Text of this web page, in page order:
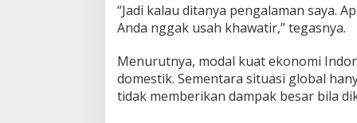
“Jadi kalau ditanya pengalaman saya.
Anda nggak usah khawatir,” tegasnya.
Menurutnya, modal kuat ekonomi
domestik. Sementara situasi global
tidak memberikan dampak besar bila